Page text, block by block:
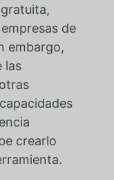
de
embargo,
las
crearlo